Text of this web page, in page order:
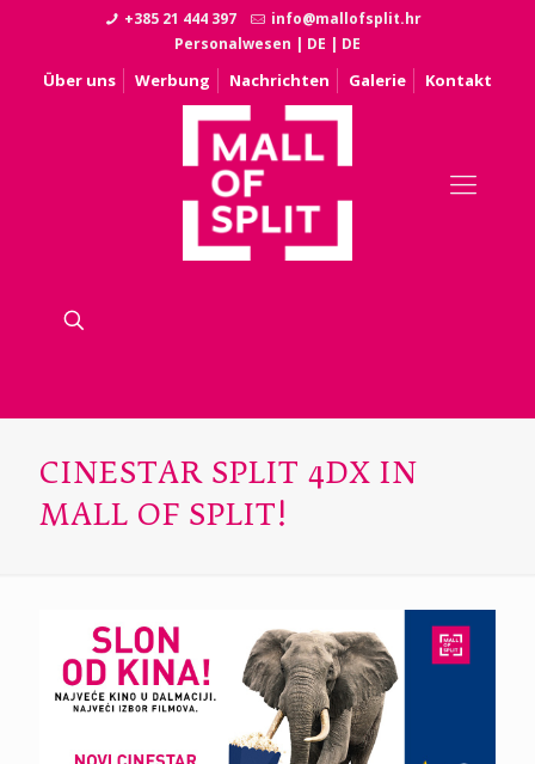
+385 21 444 397
info@mallofsplit.hr
Personalwesen | DE | DE
Über uns Werbung Nachrichten Galerie Kontakt
CINESTAR SPLIT 4DX IN
MALL OF SPLIT!